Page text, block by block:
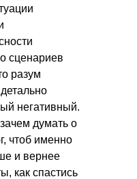
сценариев
разум
негативный.
думать о
чтоб именно
и вернее
как спастись